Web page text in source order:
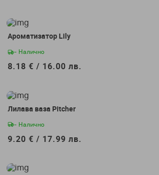
Ароматизатор Lily
- Налично
8.18 € / 16.00 лв.
Лилава ваза Pitcher
- Налично
9.20 € / 17.99 лв.